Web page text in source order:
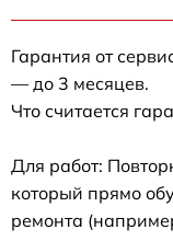
Гарантия от
— до 3 месяцев.
Что считается
Для работ:
который прямо
ремонта